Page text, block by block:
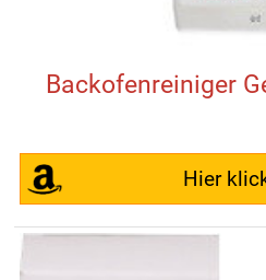
Backofenreiniger
Hier